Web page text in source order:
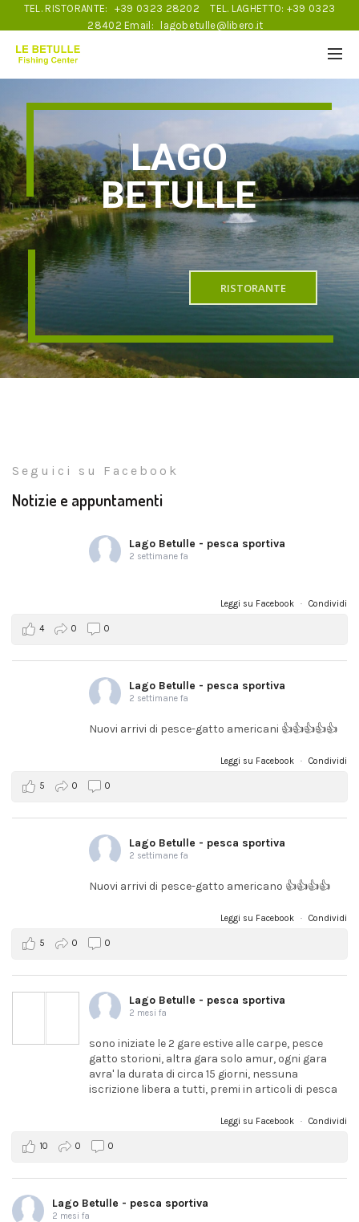
TEL. RISTORANTE: +39 0323 28202 TEL. LAGHETTO: +39 0323
28402 Email: lagobetulle@libero.it
RISTORANTE
LAGO
BETULLE
Seguici su Facebook
Notizie e appuntamenti
Lago Betulle - pesca sportiva
2 settimane fa
Leggi su Facebook · Condividi
4 0 0
Lago Betulle - pesca sportiva
2 settimane fa
Nuovi arrivi di pesce-gatto americani 👍👍👍👍👍
Leggi su Facebook · Condividi
5 0 0
Lago Betulle - pesca sportiva
2 settimane fa
Nuovi arrivi di pesce-gatto americano 👍👍👍👍
Leggi su Facebook · Condividi
5 0 0
Lago Betulle - pesca sportiva
2 mesi fa
sono iniziate le 2 gare estive alle carpe, pesce
gatto storioni, altra gara solo amur, ogni gara
avra' la durata di circa 15 giorni, nessuna
iscrizione libera a tutti, premi in articoli di pesca
Leggi su Facebook · Condividi
10 0 0
Lago Betulle - pesca sportiva
2 mesi fa